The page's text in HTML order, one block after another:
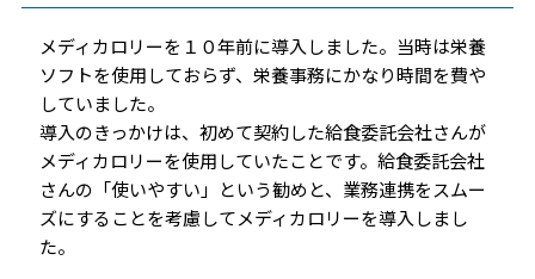
メディカロリーを１０年前に導入しました。当時は栄養
ソフトを使用しておらず、栄養事務にかなり時間を費や
していました。
導入のきっかけは、初めて契約した給食委託会社さんが
メディカロリーを使用していたことです。給食委託会社
さんの「使いやすい」という勧めと、業務連携をスムー
ズにすることを考慮してメディカロリーを導入しまし
た。